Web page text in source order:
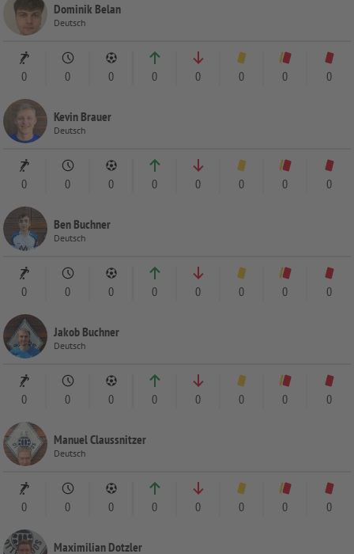
Dominik Belan
Deutsch
0 0 0 0 0 0 0 0
Kevin Brauer
Deutsch
0 0 0 0 0 0 0 0
Ben Buchner
Deutsch
0 0 0 0 0 0 0 0
Jakob Buchner
Deutsch
0 0 0 0 0 0 0 0
Manuel Claussnitzer
Deutsch
0 0 0 0 0 0 0 0
Maximilian Dotzler